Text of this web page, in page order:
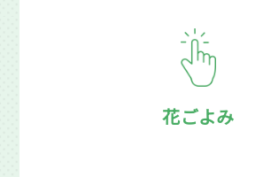
花ごよみ